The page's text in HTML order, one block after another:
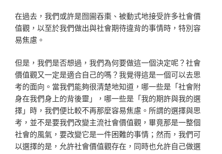
在過去，我們或許是囫圇吞棗、被動式地接受許多社會價
值觀，以至於我們做出與社會期待違背的事情時，特別容
易焦慮。
但是，我們是否想過，我們為何要做這一個決定呢？社會
價值觀又一定是適合自己的嗎？我覺得這是一個可以去思
考的面向。當我們能夠很清楚地知道，哪一些是「社會附
身在我們身上的背後靈」，哪一些是「我的期許與我的選
擇」時，我們便比較不再那麼容易焦慮。所謂的選擇與思
考，並不是要我們改變主流社會價值觀，畢竟那是一整個
社會的風氣，要改變它是一件困難的事情；然而，我們可
以選擇的是，允許社會價值觀存在，同時也允許自己做選